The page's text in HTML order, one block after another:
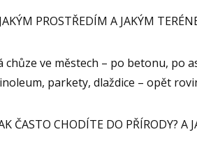
JAKÝM PROSTŘEDÍM A JAKÝM
chůze ve městech – po betonu, po
parkety, dlaždice – opět
ČASTO CHODÍTE DO PŘÍRODY? A